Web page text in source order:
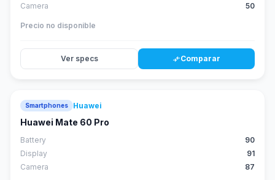
Camera
50
Precio no disponible
Ver specs compare_arrowsComparar
Smartphones Huawei
Huawei Mate 60 Pro
Battery
90
Display
91
Camera
87